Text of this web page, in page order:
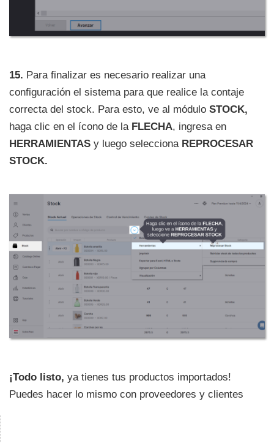
15. Para finalizar es necesario realizar una
configuración el sistema para que realice la contaje
correcta del stock. Para esto, ve al módulo STOCK,
haga clic en el ícono de la FLECHA, ingresa en
HERRAMIENTAS y luego selecciona REPROCESAR
STOCK.
¡Todo listo, ya tienes tus productos importados!
Puedes hacer lo mismo con proveedores y clientes